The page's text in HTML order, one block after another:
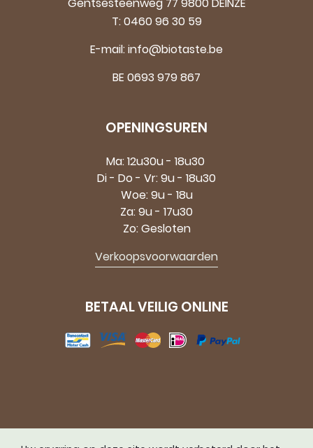
T:0460 96 30 59
E-mail:info@biotaste.be
BE 0693 979 867
OPENINGSUREN
Ma: 12u30u - 18u30
Di - Do - Vr: 9u - 18u30
Woe: 9u - 18u
Za: 9u - 17u30
Zo: Gesloten
Verkoopsvoorwaarden
BETAAL VEILIG ONLINE